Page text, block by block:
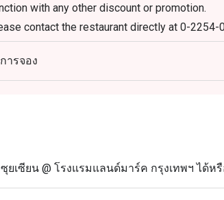
with any other discount or promotion.
contact the restaurant directly at 0-2254-
the right to amend terms & conditions as
in refined Cantonese and classic Chinese
Maw with Crab Sauce, and Xiao Long Bao.
ารจอง
เซียน @ โรงแรมแลนด์มาร์ค กรุงเทพฯ ได้ห